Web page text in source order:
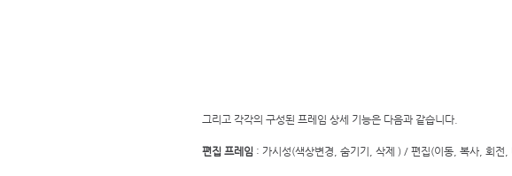
그리고 각각의 구성된 프레임 상세 기능은 다음과 같습니다.
편집 프레임 : 가시성(색상변경, 숨기기, 삭제 ) / 편집(이동, 복사, 회전